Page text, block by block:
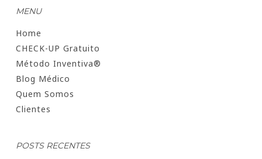
MENU
Home
CHECK-UP Gratuito
Método Inventiva®
Blog Médico
Quem Somos
Clientes
POSTS RECENTES